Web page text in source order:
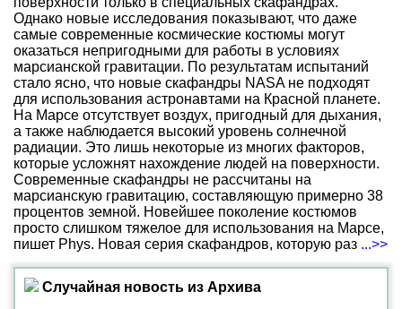
Однако новые исследования показывают, что даже
самые современные космические костюмы могут
оказаться непригодными для работы в условиях
марсианской гравитации. По результатам испытаний
стало ясно, что новые скафандры NASA не подходят
для использования астронавтами на Красной планете.
На Марсе отсутствует воздух, пригодный для дыхания,
а также наблюдается высокий уровень солнечной
радиации. Это лишь некоторые из многих факторов,
которые усложнят нахождение людей на поверхности.
Современные скафандры не рассчитаны на
марсианскую гравитацию, составляющую примерно 38
процентов земной. Новейшее поколение костюмов
просто слишком тяжелое для использования на Марсе,
пишет Phys. Новая серия скафандров, которую раз ...>>
Случайная новость из Архива